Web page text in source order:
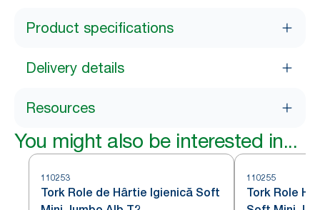
Product specifications
Delivery details
Resources
You might also be interested in...
110253
Tork Role de Hârtie Igienică Soft
110255
Tork Role